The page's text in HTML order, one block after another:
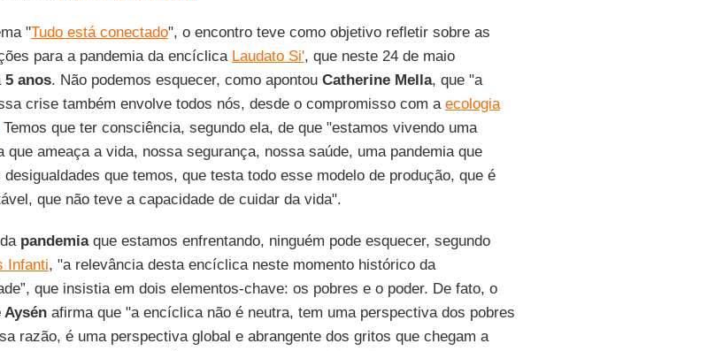
"Tudo está conectado", o encontro teve como objetivo refletir sobre as
para a pandemia da encíclica Laudato Si', que neste 24 de maio
5 anos. Não podemos esquecer, como apontou Catherine Mella, que "a
crise também envolve todos nós, desde o compromisso com a ecologia
Temos que ter consciência, segundo ela, de que "estamos vivendo uma
que ameaça a vida, nossa segurança, nossa saúde, uma pandemia que
desigualdades que temos, que testa todo esse modelo de produção, que é
que não teve a capacidade de cuidar da vida".
pandemiaque estamos enfrentando, ninguém pode esquecer, segundo
Infanti, "a relevância desta encíclica neste momento histórico da
que insistia em dois elementos-chave: os pobres e o poder. De fato, o
Aysénafirma que "a encíclica não é neutra, tem uma perspectiva dos pobres
razão, é uma perspectiva global e abrangente dos gritos que chegam a